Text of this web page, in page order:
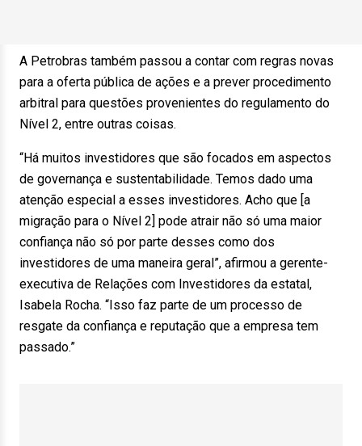
A Petrobras também passou a contar com regras novas
para a oferta pública de ações e a prever procedimento
arbitral para questões provenientes do regulamento do
Nível 2, entre outras coisas.
“Há muitos investidores que são focados em aspectos
de governança e sustentabilidade. Temos dado uma
atenção especial a esses investidores. Acho que [a
migração para o Nível 2] pode atrair não só uma maior
confiança não só por parte desses como dos
investidores de uma maneira geral”, afirmou a gerente-
executiva de Relações com Investidores da estatal,
Isabela Rocha. “Isso faz parte de um processo de
resgate da confiança e reputação que a empresa tem
passado.”